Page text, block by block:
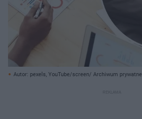
Autor: pexels, YouTube/screen/ Archiwum prywatne